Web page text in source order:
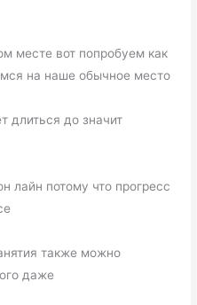
месте вот попробуем как
на наше обычное место
длиться до значит
лайн потому что прогресс
также можно
даже